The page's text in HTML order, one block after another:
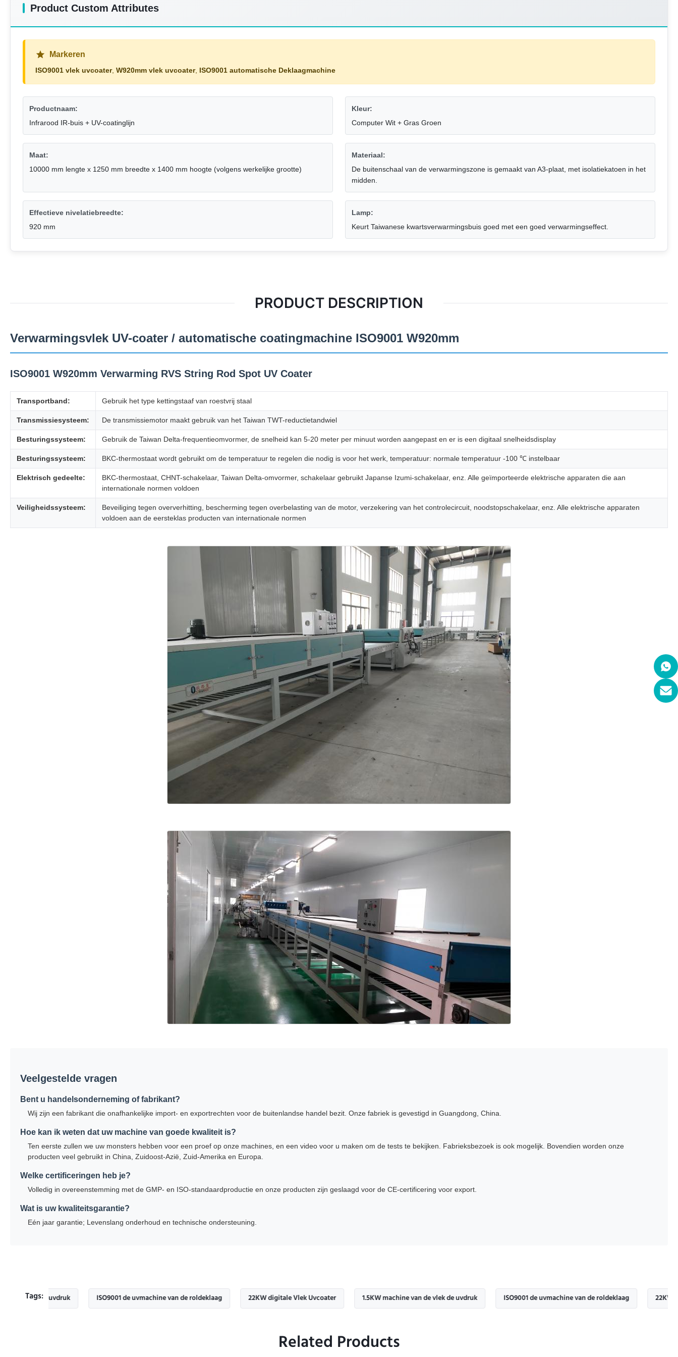
Product Custom Attributes
Markeren
ISO9001 vlek uvcoater, W920mm vlek uvcoater, ISO9001 automatische Deklaagmachine
Productnaam:
Infrarood IR-buis + UV-coatinglijn
Kleur:
Computer Wit + Gras Groen
Maat:
10000 mm lengte x 1250 mm breedte x 1400 mm hoogte (volgens werkelijke grootte)
Materiaal:
De buitenschaal van de verwarmingszone is gemaakt van A3-plaat, met isolatiekatoen in het
midden.
Effectieve nivelatiebreedte:
920 mm
Lamp:
Keurt Taiwanese kwartsverwarmingsbuis goed met een goed verwarmingseffect.
PRODUCT DESCRIPTION
Verwarmingsvlek UV-coater / automatische coatingmachine ISO9001 W920mm
ISO9001 W920mm Verwarming RVS String Rod Spot UV Coater
Transportband: Gebruik het type kettingstaaf van roestvrij staal
Transmissiesysteem: De transmissiemotor maakt gebruik van het Taiwan TWT-reductietandwiel
Besturingssysteem: Gebruik de Taiwan Delta-frequentieomvormer, de snelheid kan 5-20 meter per minuut worden aangepast en er is een digitaal snelheidsdisplay
Besturingssysteem: BKC-thermostaat wordt gebruikt om de temperatuur te regelen die nodig is voor het werk, temperatuur: normale temperatuur -100 ℃ instelbaar
Elektrisch gedeelte:
BKC-thermostaat, CHNT-schakelaar, Taiwan Delta-omvormer, schakelaar gebruikt Japanse Izumi-schakelaar, enz. Alle geïmporteerde elektrische apparaten die aan
internationale normen voldoen
Veiligheidssysteem:
Beveiliging tegen oververhitting, bescherming tegen overbelasting van de motor, verzekering van het controlecircuit, noodstopschakelaar, enz. Alle elektrische apparaten
voldoen aan de eersteklas producten van internationale normen
Veelgestelde vragen
Bent u handelsonderneming of fabrikant?
Wij zijn een fabrikant die onafhankelijke import- en exportrechten voor de buitenlandse handel bezit. Onze fabriek is gevestigd in Guangdong, China.
Hoe kan ik weten dat uw machine van goede kwaliteit is?
Ten eerste zullen we uw monsters hebben voor een proef op onze machines, en een video voor u maken om de tests te bekijken. Fabrieksbezoek is ook mogelijk. Bovendien worden onze
producten veel gebruikt in China, Zuidoost-Azië, Zuid-Amerika en Europa.
Welke certificeringen heb je?
Volledig in overeenstemming met de GMP- en ISO-standaardproductie en onze producten zijn geslaagd voor de CE-certificering voor export.
Wat is uw kwaliteitsgarantie?
Eén jaar garantie; Levenslang onderhoud en technische ondersteuning.
Tags:
de uvdruk ISO9001 de uvmachine van de roldeklaag 22KW digitale Vlek Uvcoater 1.5KW machine van de vlek de uvdruk ISO9001 de uvmachine van de roldeklaag 22KW digitale
Related Products